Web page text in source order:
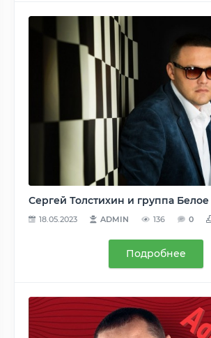
18.05.2023 ADMIN 136 0
Подробнее